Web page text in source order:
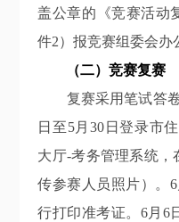
盖公章的《竞赛活动
件2）报竞赛组委会办
（二）竞赛复赛
复赛采用笔试答
日至5月30日登录市
大厅-考务管理系统，
传参赛人员照片）。
行打印准考证。6月6